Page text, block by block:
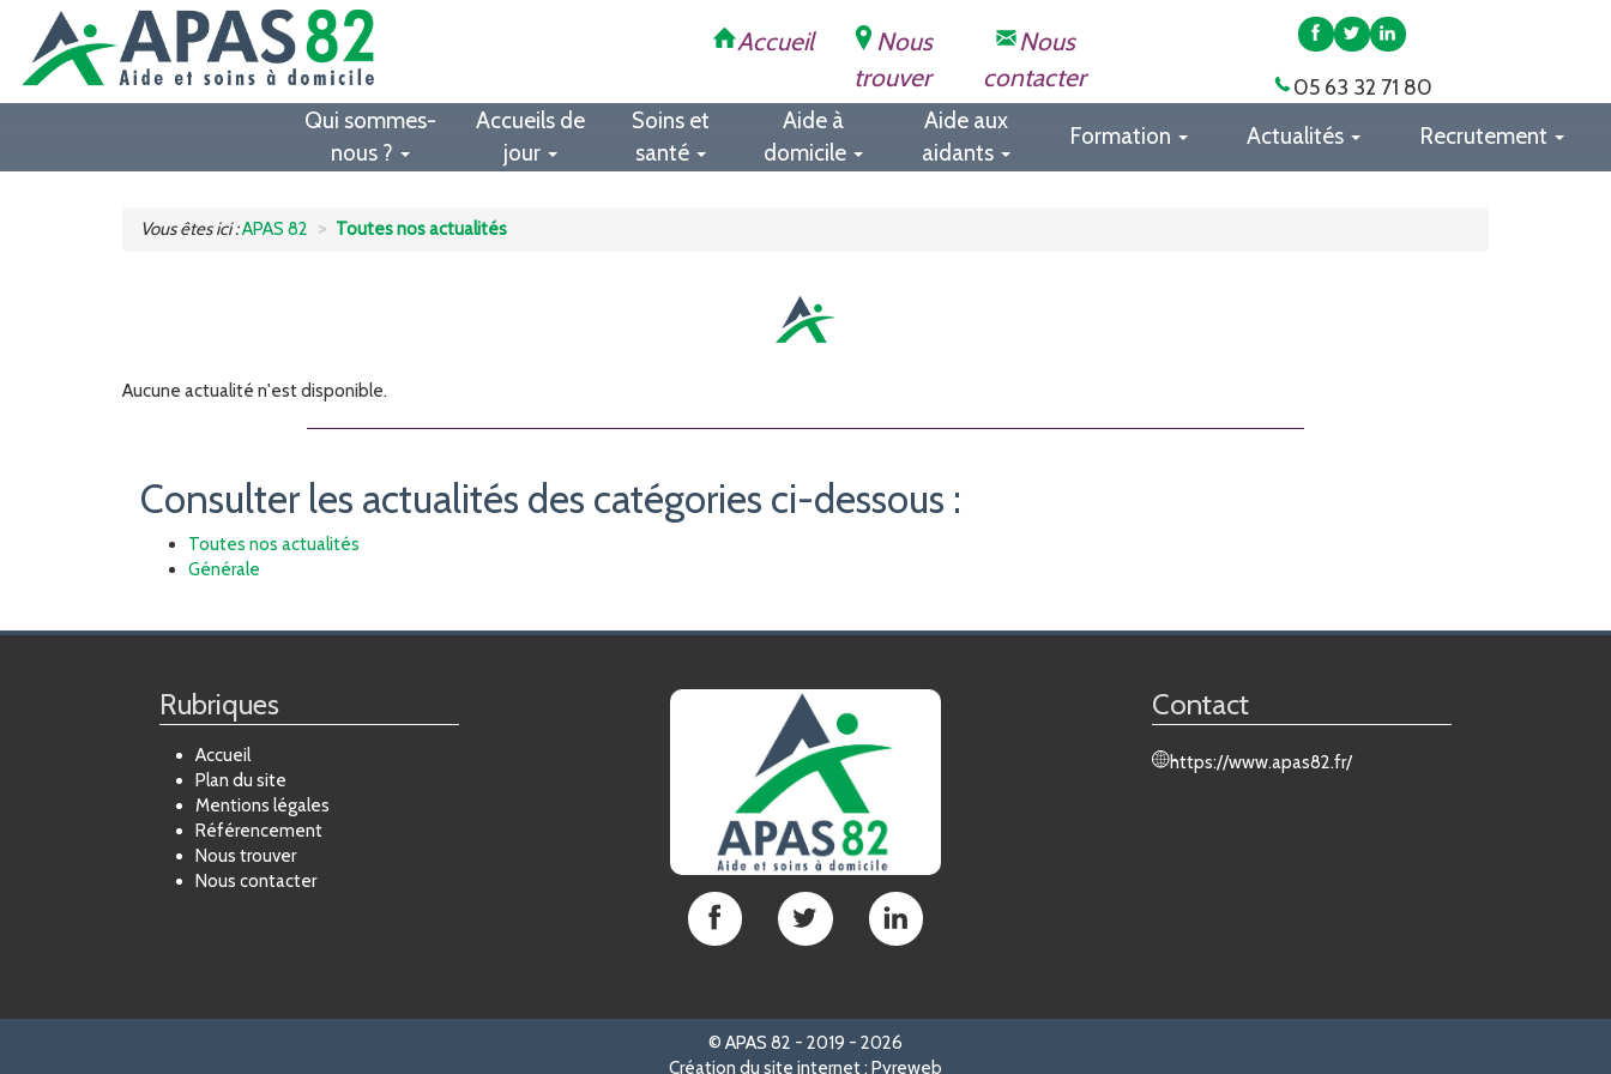
Accueil
Nous
trouver
Nous
contacter
APAS
sur
Facebook
APAS
sur
Twitter
APAS
sur
LinkedIn
05 63 32 71 80
Qui sommes-
nous ?
Accueils de
jour
Soins et
santé
Aide à
domicile
Aide aux
aidants
Formation Actualités Recrutement
Vous êtes ici :APAS 82 Toutes nos actualités
Aucune actualité n'est disponible.
Consulter les actualités des catégories ci-dessous :
Toutes nos actualités
Générale
Rubriques
Accueil
Plan du site
Mentions légales
Référencement
Nous trouver
Nous contacter
APAS
APAS
APAS
Contact
https://www.apas82.fr/
© APAS 82 - 2019 - 2026
Création du site internet : Pyreweb